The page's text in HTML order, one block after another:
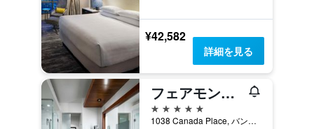
¥42,582
詳細を見る
フェアモント パシフィック リム
5つ星
1038 Canada Place, バンクーバー, BC, カナダ